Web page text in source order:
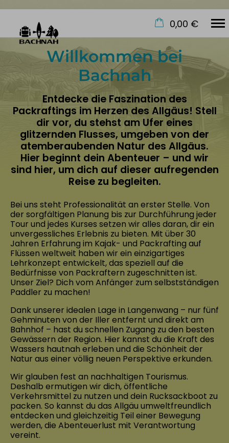
Kurse
Safety & Skills
Hike & Explore
Events
Über uns
0,00 €
Warenkorb ist leer
Willkommen bei
Bachnah
Entdecke die Faszination des
Packraftings im Herzen des Allgäus! Stell
dir vor, du stehst am Ufer eines
glitzernden Flusses, umgeben von der
atemberaubenden Natur des Allgäus.
Hier beginnt dein Abenteuer – und wir
sind hier, um dich auf dieser aufregenden
Reise zu begleiten.
Bei uns steht Professionalität an erster Stelle. Von
der sorgfältigen Planung bis zur Durchführung jeder
Tour und jedes Kurses setzen wir alles daran, dir ein
unvergessliches Erlebnis zu bieten. Mit über 30
Jahren Erfahrung im Kajak- und Packrafting auf
Flüssen weltweit haben wir ein einzigartiges
Lehrkonzept entwickelt, das speziell auf die
Bedürfnisse von Packraftern zugeschnitten ist.
Unser Ziel? Dich vom Anfänger zum selbstständigen
Paddler zu machen!
Dank unserer idealen Lage in Langenwang – nur fünf
Gehminuten von der Iller entfernt und direkt am
Bahnhof – hast du schnellen Zugang zu den besten
Gewässern der Region. Hier kannst du die Kraft des
Wassers hautnah erleben und die Schönheit der
Natur aus einer völlig neuen Perspektive erkunden.
Wir glauben fest an nachhaltigen Tourismus.
Deshalb ermutigen wir dich, öffentliche
Verkehrsmittel zu nutzen und dein Rucksackboot zu
packen. So kannst du das Allgäu umweltfreundlich
entdecken und gleichzeitig Teil einer Bewegung
werden, die Abenteuerlust mit Verantwortung
vereint.